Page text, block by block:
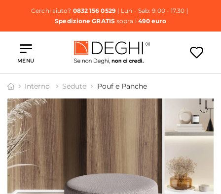
Cerchi aiuto? 0832 156 0529| Lun - Sab: 9.00 - 17.30 |
Spedizione GRATISsopra i 490 euro
MENU
Interno Sedute Pouf e Panche